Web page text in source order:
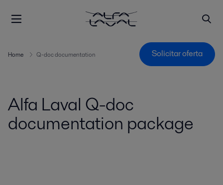
Home Q-doc documentation Solicitar oferta
Alfa Laval Q-doc
documentation package